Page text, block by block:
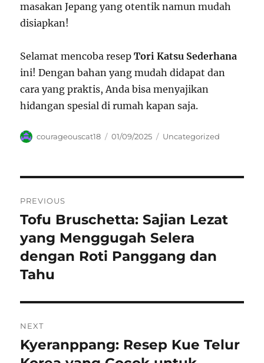
masakan Jepang yang otentik namun mudah
disiapkan!
Selamat mencoba resepTori Katsu Sederhana
ini! Dengan bahan yang mudah didapat dan
cara yang praktis, Anda bisa menyajikan
hidangan spesial di rumah kapan saja.
Author
courageouscat18
Posted
01/09/2025 Categories
Uncategorized
pos
PREVIOUS
Previous
post:
Tofu Bruschetta: Sajian Lezat
yang Menggugah Selera
dengan Roti Panggang dan
Tahu
NEXT
Next
post:
Kyeranppang: Resep Kue Telur